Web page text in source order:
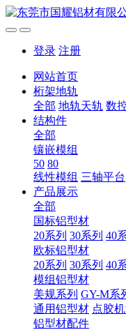
登录 注册
网站首页
桁架地轨
全部 地轨天轨 数
结构件
全部
镶嵌模组
50 80
线性模组 三轴平台
产品展示
全部
国标铝型材
20系列 30系列 40
欧标铝型材
20系列 30系列 40
模组铝型材
美规系列 GY-M系
通用铝型材 点胶
铝型材配件